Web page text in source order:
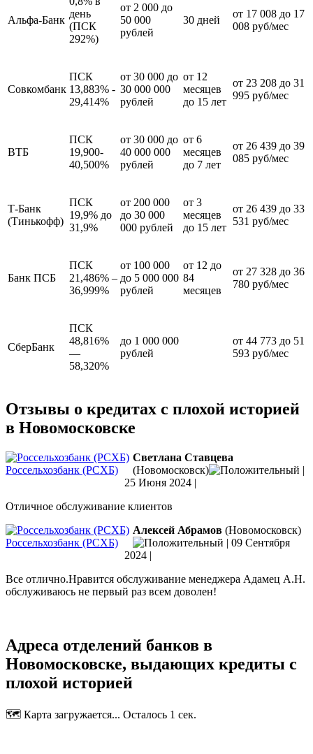
Альфа-Банк
день
(ПСК
292%)
от 2 000 до
50 000
рублей
30 дней
от 17 008 до 17
008 руб/мес
Совкомбанк
ПСК
13,883% -
29,414%
от 30 000 до
30 000 000
рублей
от 12
месяцев
до 15 лет
от 23 208 до 31
995 руб/мес
ВТБ
ПСК
19,900-
40,500%
от 30 000 до
40 000 000
рублей
от 6
месяцев
до 7 лет
от 26 439 до 39
085 руб/мес
Т-Банк
(Тинькофф)
ПСК
19,9% до
31,9%
от 200 000
до 30 000
000 рублей
от 3
месяцев
до 15 лет
от 26 439 до 33
531 руб/мес
Банк ПСБ
ПСК
21,486% –
36,999%
от 100 000
до 5 000 000
рублей
от 12 до
84
месяцев
от 27 328 до 36
780 руб/мес
СберБанк
ПСК
48,816%
—
58,320%
до 1 000 000
рублей
от 44 773 до 51
593 руб/мес
Отзывы о кредитах с плохой историей
в Новомосковске
Россельхозбанк (РСХБ)
Светлана Ставцева
(Новомосковск)
|
25 Июня 2024 |
Отличное обслуживание клиентов
Россельхозбанк (РСХБ)
Алексей Абрамов (Новомосковск)
| 09 Сентября
2024 |
Все отлично.Нравится обслуживание менеджера Адамец А.Н.
обслуживаюсь не первый раз всем доволен!
Адреса отделений банков в
Новомосковске, выдающих кредиты с
плохой историей
🗺️ Карта загружается... Осталось 1 сек.